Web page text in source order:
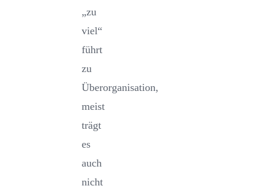
„zu
viel“
führt
zu
Überorganisation,
meist
trägt
es
auch
nicht